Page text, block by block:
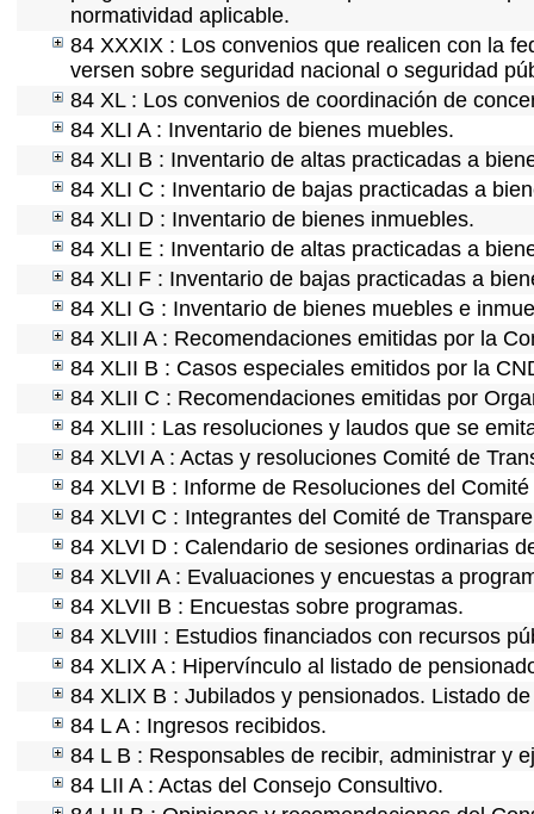
normatividad aplicable.
84 XXXIX : Los convenios que realicen con la
versen sobre seguridad nacional o seguridad
84 XL : Los convenios de coordinación de
84 XLI A : Inventario de bienes muebles.
84 XLI B : Inventario de altas practicadas a
84 XLI C : Inventario de bajas practicadas a
84 XLI D : Inventario de bienes inmuebles.
84 XLI E : Inventario de altas practicadas a
84 XLI F : Inventario de bajas practicadas a
84 XLI G : Inventario de bienes muebles e
84 XLII A : Recomendaciones emitidas por la
84 XLII B : Casos especiales emitidos por la
84 XLII C : Recomendaciones emitidas por
84 XLIII : Las resoluciones y laudos que se
84 XLVI A : Actas y resoluciones Comité de
84 XLVI B : Informe de Resoluciones del
84 XLVI C : Integrantes del Comité de
84 XLVI D : Calendario de sesiones ordinarias
84 XLVII A : Evaluaciones y encuestas a
84 XLVII B : Encuestas sobre programas.
84 XLVIII : Estudios financiados con recursos
84 XLIX A : Hipervínculo al listado de
84 XLIX B : Jubilados y pensionados. Listado
84 L A : Ingresos recibidos.
84 L B : Responsables de recibir, administrar y
84 LII A : Actas del Consejo Consultivo.